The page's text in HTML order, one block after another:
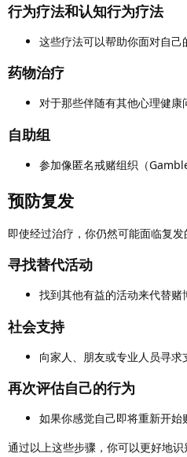
行为疗法和认知行为疗法
这些疗法可以帮助你面对自
药物治疗
对于那些伴随有其他心理健
自助组
参加像匿名戒赌组织（
预防复发
即使经过治疗，你仍然可能面临复
寻找替代活动
找到其他有益的活动来代替
社会支持
向家人、朋友或专业人员寻求
再次评估自己的行为
如果你感觉自己即将重新开
通过以上这些步骤，你可以更好地